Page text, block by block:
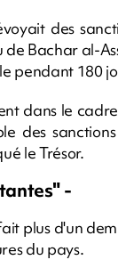
des
de Bachar al-
pendant 180
dans le
des
le Trésor.
-
plus d'un
du pays.